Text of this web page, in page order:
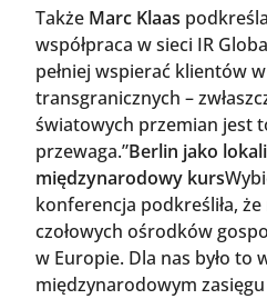
Także Marc Klaas
współpraca w sieci IR
pełniej wspierać klientów
transgranicznych –
światowych przemian jest
przewaga.”Berlin jako
międzynarodowy kurs
konferencja podkreśliła,
czołowych ośrodków
w Europie. Dla nas było to
międzynarodowym